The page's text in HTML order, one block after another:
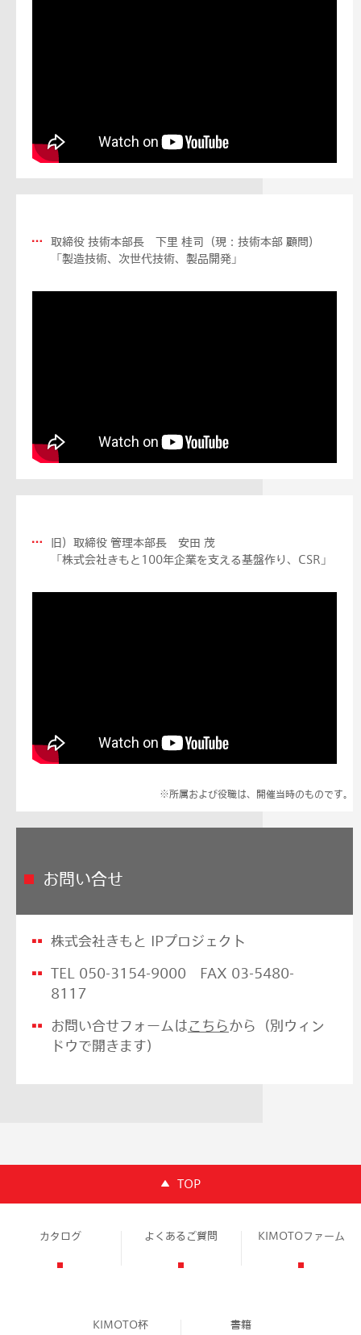
取締役 技術本部長 下里 桂司（現：技術本部 顧問）
「製造技術、次世代技術、製品開発」
旧）取締役 管理本部長 安田 茂
「株式会社きもと100年企業を支える基盤作り、CSR」
※所属および役職は、開催当時のものです。
お問い合せ
株式会社きもと IPプロジェクト
TEL 050-3154-9000 FAX 03-5480-
8117
お問い合せフォームはこちらから（別ウィン
ドウで開きます）
TOP
カタログ よくあるご質問 KIMOTOファーム
KIMOTO杯 書籍